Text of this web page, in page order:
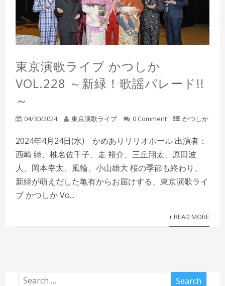
東京演歌ライブ かつしか
VOL.228 ～新緑！歌謡パレード!!
～
04/30/2024 東京演歌ライブ 0 Comment かつしか
2024年4月24日(水) かめありリリオホール 出演者：
西崎 緑、椎名佐千子、走 裕介、三丘翔太、原田波
人、岡本幸太、風輪、小山雄大 桜の季節も終わり、
新緑が萌えだした亀有からお届けする、東京演歌ライ
ブ かつしか Vo...
+ READ MORE